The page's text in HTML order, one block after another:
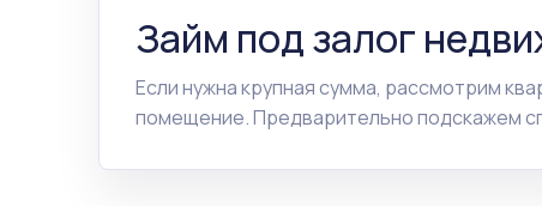
Займ под залог
Если нужна крупная сумма, рассмотрим
помещение. Предварительно подскажем